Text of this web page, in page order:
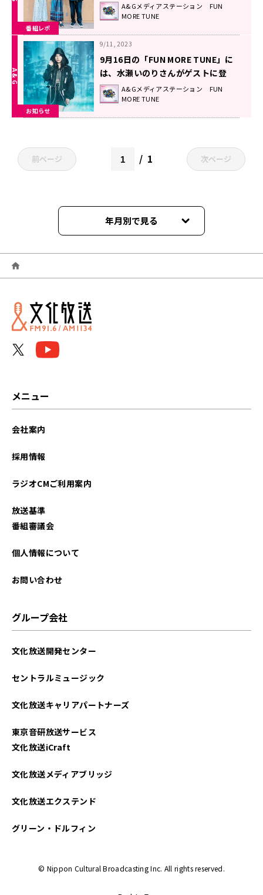
番組レポ
A&Gメディアステーション FUN
MORE TUNE
お知らせ
9/11, 2023
9月16日の「FUN MORE TUNE」に
は、水瀬いのりさんがゲストに登
場！！A&Gメディアステーション FUN
MORE TUNE
前ページ 1 次ページ
年月別で見る
2026年04月
2026年03月
2025年11月
2023年05月
2023年02月
2022年08月
2022年07月
2022年06月
メニュー
会社案内
採用情報
ラジオCMご利用案内
放送基準
番組審議会
個人情報について
お問い合わせ
グループ会社
文化放送開発センター
セントラルミュージック
文化放送キャリアパートナーズ
東京音研放送サービス
文化放送iCraft
文化放送メディアブリッジ
文化放送エクステンド
グリーン・ドルフィン
© Nippon Cultural Broadcasting Inc. All rights reserved.